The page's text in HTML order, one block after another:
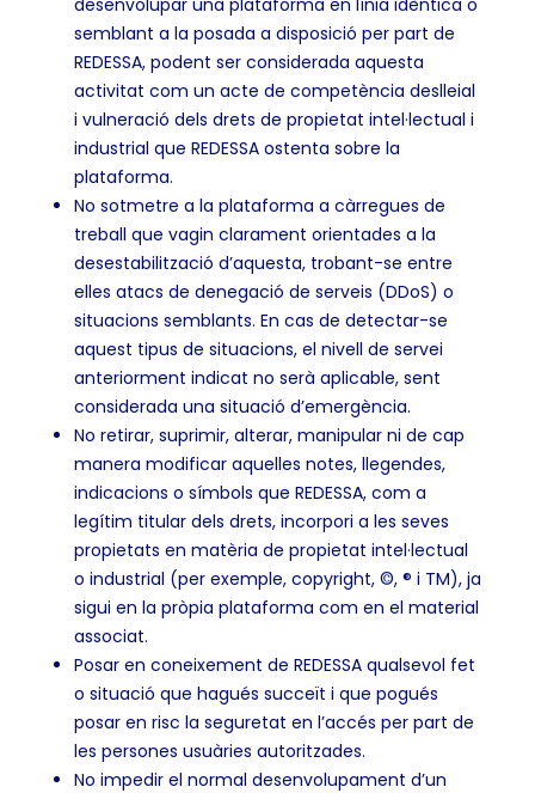
desenvolupar una plataforma en línia idèntica o
semblant a la posada a disposició per part de
REDESSA, podent ser considerada aquesta
activitat com un acte de competència deslleial
i vulneració dels drets de propietat intel·lectual i
industrial que REDESSA ostenta sobre la
plataforma.
No sotmetre a la plataforma a càrregues de
treball que vagin clarament orientades a la
desestabilització d’aquesta, trobant-se entre
elles atacs de denegació de serveis (DDoS) o
situacions semblants. En cas de detectar-se
aquest tipus de situacions, el nivell de servei
anteriorment indicat no serà aplicable, sent
considerada una situació d’emergència.
No retirar, suprimir, alterar, manipular ni de cap
manera modificar aquelles notes, llegendes,
indicacions o símbols que REDESSA, com a
legítim titular dels drets, incorpori a les seves
propietats en matèria de propietat intel·lectual
o industrial (per exemple, copyright, ©, ® i TM), ja
sigui en la pròpia plataforma com en el material
associat.
Posar en coneixement de REDESSA qualsevol fet
o situació que hagués succeït i que pogués
posar en risc la seguretat en l’accés per part de
les persones usuàries autoritzades.
No impedir el normal desenvolupament d’un